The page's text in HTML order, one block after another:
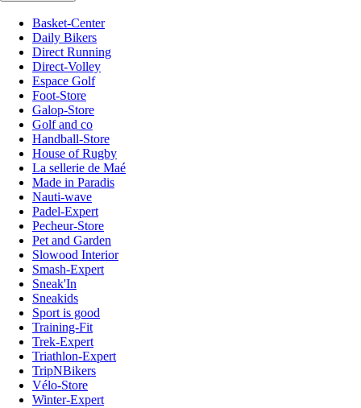
Basket-Center
Daily Bikers
Direct Running
Direct-Volley
Espace Golf
Foot-Store
Galop-Store
Golf and co
Handball-Store
House of Rugby
La sellerie de Maé
Made in Paradis
Nauti-wave
Padel-Expert
Pecheur-Store
Pet and Garden
Slowood Interior
Smash-Expert
Sneak'In
Sneakids
Sport is good
Training-Fit
Trek-Expert
Triathlon-Expert
TripNBikers
Vélo-Store
Winter-Expert